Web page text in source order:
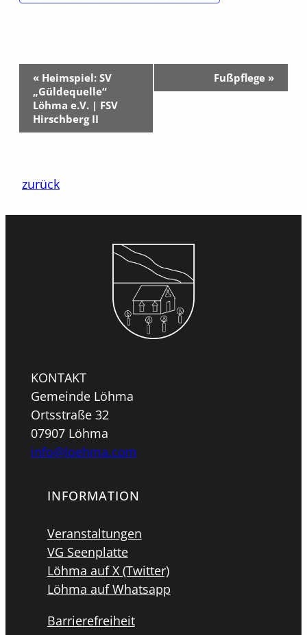
Veranstaltung-
Navigation
« Heimspiel: SV
„Güldequelle“
Löhma e.V. | FSV
Hirschberg II
Fußpflege »
zurück
KONTAKT
Gemeinde Löhma
Ortsstraße 32
07907 Löhma
info@loehma.com
INFORMATION
Veranstaltungen
VG Seenplatte
Löhma auf X (Twitter)
Löhma auf Whatsapp
Barrierefreiheit